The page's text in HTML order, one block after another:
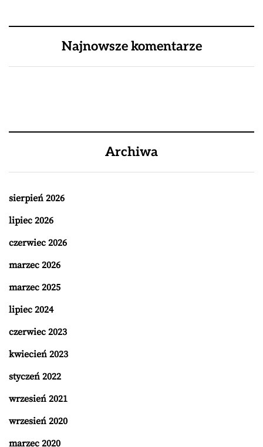
Najnowsze komentarze
Archiwa
sierpień 2026
lipiec 2026
czerwiec 2026
marzec 2026
marzec 2025
lipiec 2024
czerwiec 2023
kwiecień 2023
styczeń 2022
wrzesień 2021
wrzesień 2020
marzec 2020